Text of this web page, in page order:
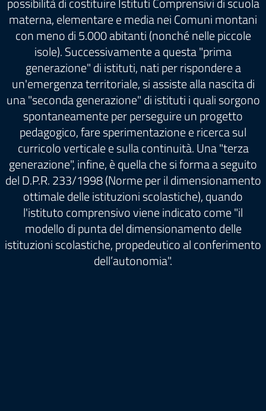
materna, elementare e media nei Comuni montani
con meno di 5.000 abitanti (nonché nelle piccole
isole). Successivamente a questa "prima
generazione" di istituti, nati per rispondere a
un'emergenza territoriale, si assiste alla nascita di
una "seconda generazione" di istituti i quali sorgono
spontaneamente per perseguire un progetto
pedagogico, fare sperimentazione e ricerca sul
curricolo verticale e sulla continuità. Una "terza
generazione", infine, è quella che si forma a seguito
del D.P.R. 233/1998 (Norme per il dimensionamento
ottimale delle istituzioni scolastiche), quando
l'istituto comprensivo viene indicato come "il
modello di punta del dimensionamento delle
istituzioni scolastiche, propedeutico al conferimento
dell’autonomia".